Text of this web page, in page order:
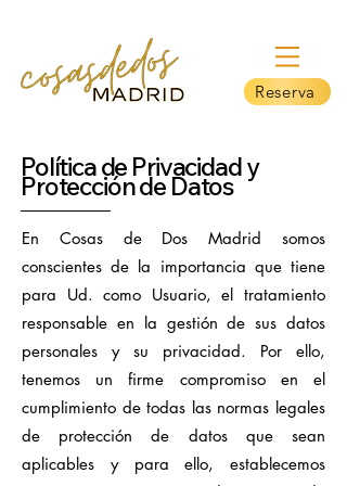
Reserva
Política de Privacidad y
Protección de Datos
En Cosas de Dos Madrid somos
conscientes de la importancia que tiene
para Ud. como Usuario, el tratamiento
responsable en la gestión de sus datos
personales y su privacidad. Por ello,
tenemos un firme compromiso en el
cumplimiento de todas las normas legales
de protección de datos que sean
aplicables y para ello, establecemos